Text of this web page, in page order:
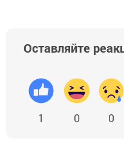
Оставляйте
1 0 0